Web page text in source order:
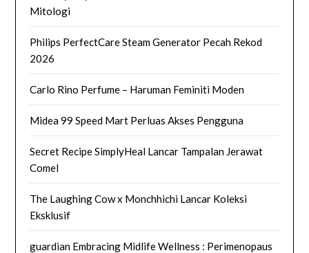
Mitologi
Philips PerfectCare Steam Generator Pecah Rekod
2026
Carlo Rino Perfume – Haruman Feminiti Moden
Midea 99 Speed Mart Perluas Akses Pengguna
Secret Recipe SimplyHeal Lancar Tampalan Jerawat
Comel
The Laughing Cow x Monchhichi Lancar Koleksi
Eksklusif
guardian Embracing Midlife Wellness : Perimenopaus